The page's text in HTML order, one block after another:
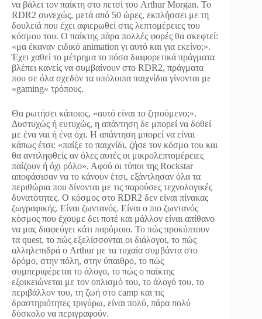
να βάλει τον παίκτη στο πετσί του Arthur Morgan. Το
RDR2 συνεχώς, μετά από 50 ώρες, εκπλήσσει με τη
δουλειά που έχει αφιερωθεί στις λεπτομέρειες του
κόσμου του. Ο παίκτης πάρα πολλές φορές θα σκεφτεί:
«μα έκαναν ειδικό animation γι αυτό και για εκείνο;».
Έχει χαθεί το μέτρημα το πόσα διαφορετικά πράγματα
βλέπει κανείς να συμβαίνουν στο RDR2, πράγματα
που σε όλα σχεδόν τα υπόλοιπα παιχνίδια γίνονται με
«gaming» τρόπους.
Θα ρωτήσει κάποιος, «αυτό είναι το ζητούμενο;».
Δυστυχώς ή ευτυχώς, η απάντηση δε μπορεί να δοθεί
με ένα ναι ή ένα όχι. Η απάντηση μπορεί να είναι
κάπως έτσι: «παίξε το παιχνίδι, ζήσε τον κόσμο του και
θα αντιληφθείς αν όλες αυτές οι μικρολεπτομέρειες
παίζουν ή όχι ρόλο». Αφού οι τύποι της Rockstar
αποφάσισαν να το κάνουν έτσι, εξάντλησαν όλα τα
περιθώρια που δίνονται με τις παρούσες τεχνολογικές
δυνατότητες. Ο κόσμος στο RDR2 δεν είναι πίνακας
ζωγραφικής. Είναι ζωντανός. Είναι ο πιο ζωντανός
κόσμος που έχουμε δει ποτέ και μάλλον είναι απίθανο
να μας διαφεύγει κάτι παρόμοιο. Το πώς προκύπτουν
τα quest, το πώς εξελίσσονται οι διάλογοι, το πώς
αλληλεπιδρά ο Arthur με τα τυχαία συμβάντα στο
δρόμο, στην πόλη, στην ύπαιθρο, το πώς
συμπεριφέρεται το άλογο, το πώς ο παίκτης
εξοικειώνεται με τον οπλισμό του, το άλογό του, το
περιβάλλον του, τη ζωή στο camp και τις
δραστηριότητες τριγύρω, είναι πολύ, πάρα πολύ
δύσκολο να περιγραφούν.